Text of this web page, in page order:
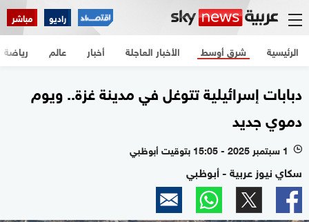
راديو مباشر
الرئيسية الأخبار العاجلة أخبار شرق أوسط عالم رياضة
دبابات إسرائيلية تتوغل في مدينة غزة.. ويوم
دموي جديد
l 1 سبتمبر 2025 - 15:05 بتوقيت أبوظبي
سكاي نيوز عربية - أبوظبي